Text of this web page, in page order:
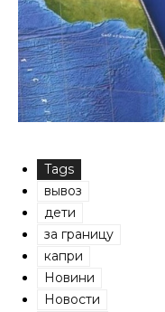
Tags
вывоз
дети
за границу
капри
Новини
Новости